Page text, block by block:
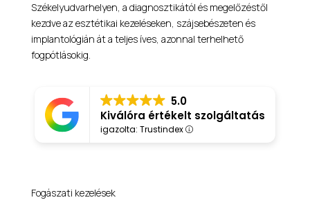
Székelyudvarhelyen, a diagnosztikától és megelőzéstől
kezdve az esztétikai kezeléseken, szájsebészeten és
implantológián át a teljes íves, azonnal terhelhető
fogpótlásokig.
5.0
Kiválóra értékelt szolgáltatás
igazolta: Trustindex
Fogászati kezelések